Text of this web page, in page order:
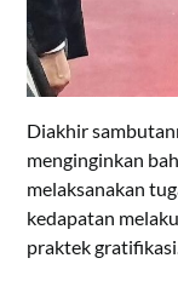
Diakhir
menginginkan
melaksanakan
kedapatan
praktek